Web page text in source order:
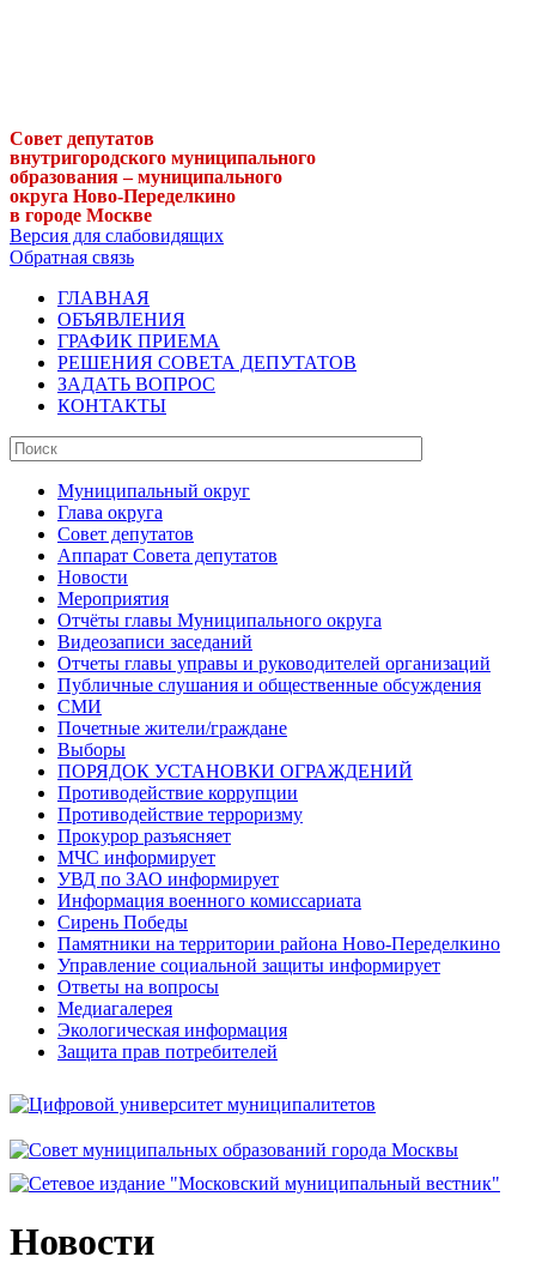
Совет депутатов
внутригородского муниципального
образования – муниципального
округа Ново-Переделкино
в городе Москве
Версия для слабовидящих
Обратная связь
ГЛАВНАЯ
ОБЪЯВЛЕНИЯ
ГРАФИК ПРИЕМА
РЕШЕНИЯ СОВЕТА ДЕПУТАТОВ
ЗАДАТЬ ВОПРОС
КОНТАКТЫ
Муниципальный округ
Глава округа
Совет депутатов
Аппарат Совета депутатов
Новости
Мероприятия
Отчёты главы Муниципального округа
Видеозаписи заседаний
Отчеты главы управы и руководителей организаций
Публичные слушания и общественные обсуждения
СМИ
Почетные жители/граждане
Выборы
ПОРЯДОК УСТАНОВКИ ОГРАЖДЕНИЙ
Противодействие коррупции
Противодействие терроризму
Прокурор разъясняет
МЧС информирует
УВД по ЗАО информирует
Информация военного комиссариата
Сирень Победы
Памятники на территории района Ново-Переделкино
Управление социальной защиты информирует
Ответы на вопросы
Медиагалерея
Экологическая информация
Защита прав потребителей
Новости